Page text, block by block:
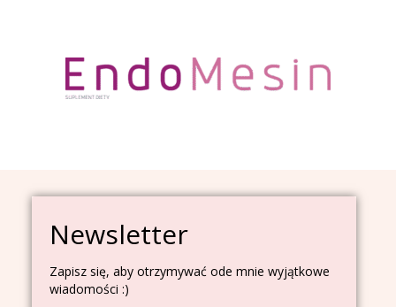
Newsletter
Zapisz się, aby otrzymywać ode mnie wyjątkowe
wiadomości :)